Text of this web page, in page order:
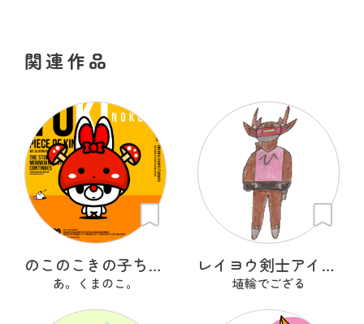
関連作品
のこのこきの子ちゃん
あ。くまのこ。
レイヨウ剣士アイベクサー
埴輪でござる